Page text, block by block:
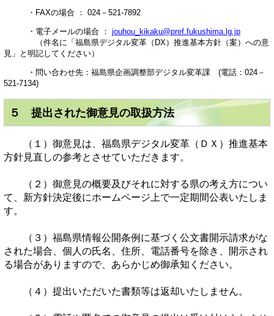
・FAXの場合 ： 024－521-7892
・電子メールの場合 ： jouhou_kikaku@pref.fukushima.lg.jp
（件名に「福島県デジタル変革（DX）推進基本方針（案）への意
見」と明記してください）
・問い合わせ先：福島県企画調整部デジタル変革課 (電話：024－
521-7134)
５ 提出された御意見の取扱方法
（１）御意見は、福島県デジタル変革（ＤＸ）推進基本
方針見直しの参考とさせていただきます。
（２）御意見の概要及びそれに対する県の考え方につい
て、新方針決定後にホームページ上で一定期間公表いたしま
す。
（３）福島県情報公開条例に基づく公文書開示請求がな
された場合、個人の氏名、住所、電話番号を除き、開示され
る場合がありますので、あらかじめ御承知ください。
（４）提出いただいた書類等は返却いたしません。